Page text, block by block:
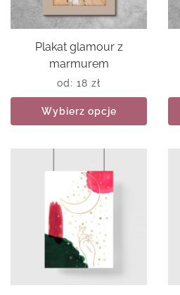
Plakat glamour z
marmurem
od: 18 zł
Wybierz opcje